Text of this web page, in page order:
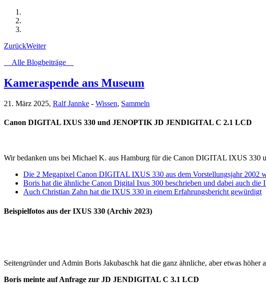
ZurückWeiter
Alle Blogbeiträge
Kameraspende ans Museum
21. März 2025, Ralf Jannke - Wissen, Sammeln
Canon DIGITAL IXUS 330 und JENOPTIK JD JENDIGITAL C 2.1 LCD
Wir bedanken uns bei Michael K. aus Hamburg für die Canon DIGITAL IXUS
Die 2 Megapixel Canon DIGITAL IXUS 330 aus dem Vorstellungsjahr 2002
Boris hat die ähnliche Canon Digital Ixus 300 beschrieben und dabei auch
Auch Christian Zahn hat die IXUS 330 in einem Erfahrungsbericht gewürdigt
Beispielfotos aus der IXUS 330 (Archiv 2023)
Seitengründer und Admin Boris Jakubaschk hat die ganz ähnliche, aber etwas höher
Boris meinte auf Anfrage zur JD JENDIGITAL C 3.1 LCD